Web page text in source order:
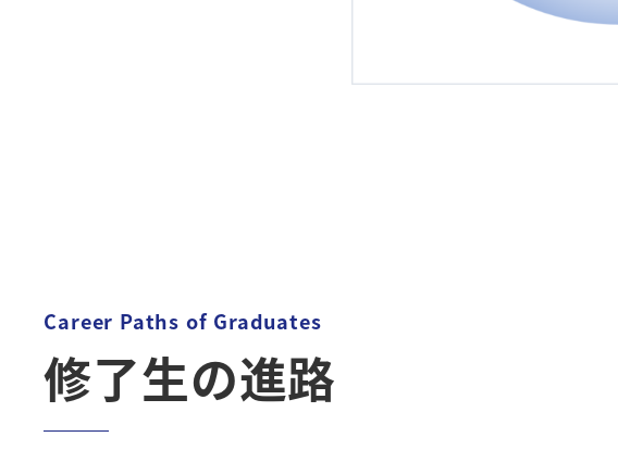
Career Paths of Graduates
修了生の進路